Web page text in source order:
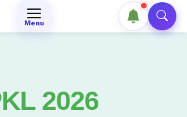
Menu
2026